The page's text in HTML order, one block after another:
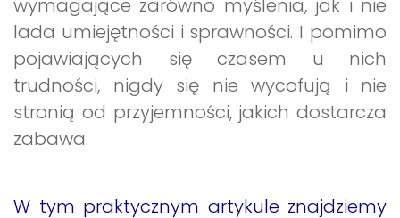
wymagające zarówno myślenia, jak i nie
lada umiejętności i sprawności. I pomimo
pojawiających się czasem u nich
trudności, nigdy się nie wycofują i nie
stronią od przyjemności, jakich dostarcza
zabawa.
W tym praktycznym artykule znajdziemy